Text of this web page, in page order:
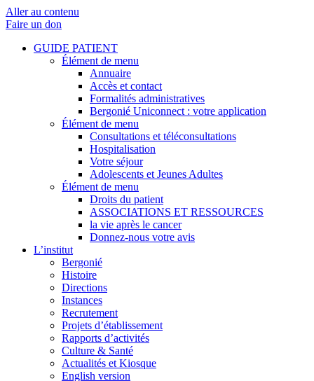
Aller au contenu
Faire un don
GUIDE PATIENT
Élément de menu
Annuaire
Accès et contact
Formalités administratives
Bergonié Uniconnect : votre application
Élément de menu
Consultations et téléconsultations
Hospitalisation
Votre séjour
Adolescents et Jeunes Adultes
Élément de menu
Droits du patient
ASSOCIATIONS ET RESSOURCES
la vie après le cancer
Donnez-nous votre avis
L’institut
Bergonié
Histoire
Directions
Instances
Recrutement
Projets d’établissement
Rapports d’activités
Culture & Santé
Actualités et Kiosque
English version